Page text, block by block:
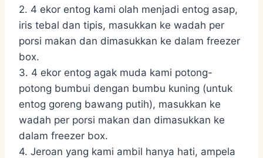
2. 4 ekor entog kami olah menjadi entog asap,
iris tebal dan tipis, masukkan ke wadah per
porsi makan dan dimasukkan ke dalam freezer
box.
3. 4 ekor entog agak muda kami potong-
potong bumbui dengan bumbu kuning (untuk
entog goreng bawang putih), masukkan ke
wadah per porsi makan dan dimasukkan ke
dalam freezer box.
4. Jeroan yang kami ambil hanya hati, ampela